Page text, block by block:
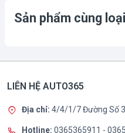
Sản phẩm cùng loại
LIÊN HỆ AUTO365
Địa chỉ: 4/4/1/7 Đường Số 3,
Hotline: 0365365911 -